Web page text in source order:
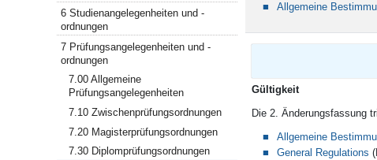
Allgemeine
Die 2. Änderungsfassung
Allgemeine
General Regulations
6 Studienangelegenheiten und -
ordnungen
7 Prüfungsangelegenheiten und -
ordnungen
7.00 Allgemeine
Prüfungsangelegenheiten
7.10 Zwischenprüfungsordnungen
7.20 Magisterprüfungsordnungen
7.30 Diplomprüfungsordnungen